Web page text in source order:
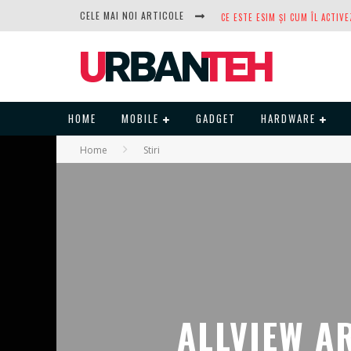
CELE MAI NOI ARTICOLE
DUPĂ ANI DE REFUZURI,
HOME MOBILE GADGET HARDWARE
Home Stiri
ALLVIEW